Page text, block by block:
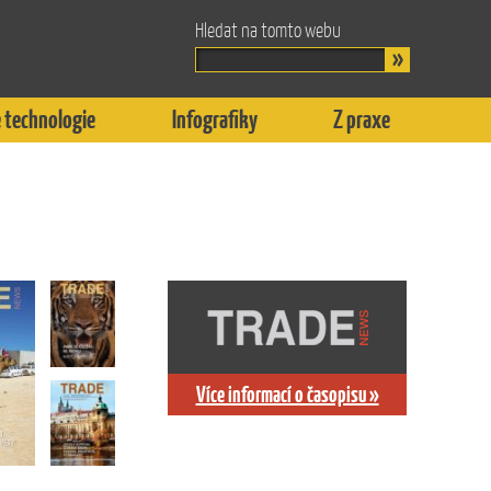
Hledat na tomto webu
technologie Infografiky Z praxe
Více informací o časopisu »